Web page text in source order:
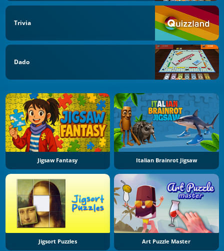
Trivia
Dado
Jigsaw Fantasy Italian Brainrot Jigsaw
Jigsort Puzzles Art Puzzle Master